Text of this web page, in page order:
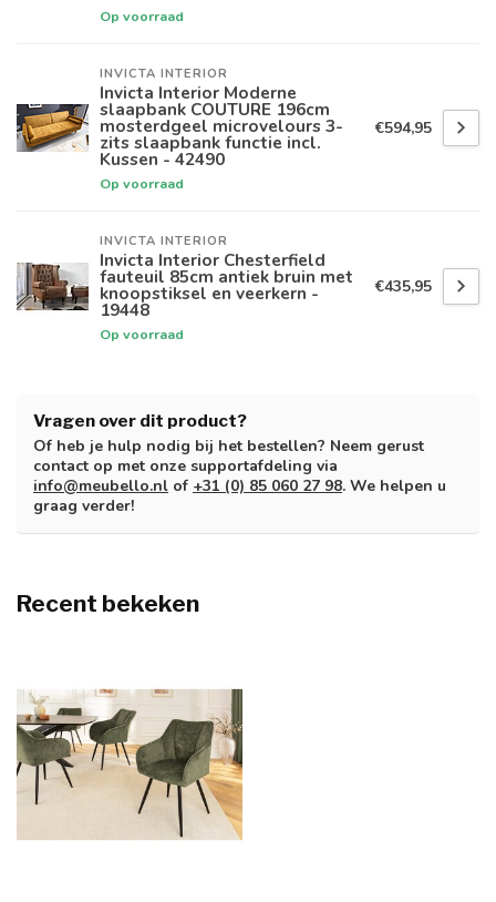
Op voorraad
INVICTA INTERIOR
Invicta Interior Moderne
slaapbank COUTURE 196cm
mosterdgeel microvelours 3-
zits slaapbank functie incl.
Kussen - 42490
Op voorraad
€594,95
INVICTA INTERIOR
Invicta Interior Chesterfield
fauteuil 85cm antiek bruin met
knoopstiksel en veerkern -
19448
Op voorraad
€435,95
Vragen over dit product?
Of heb je hulp nodig bij het bestellen? Neem gerust
contact op met onze supportafdeling via
info@meubello.nl of +31 (0) 85 060 27 98. We helpen u
graag verder!
Recent bekeken